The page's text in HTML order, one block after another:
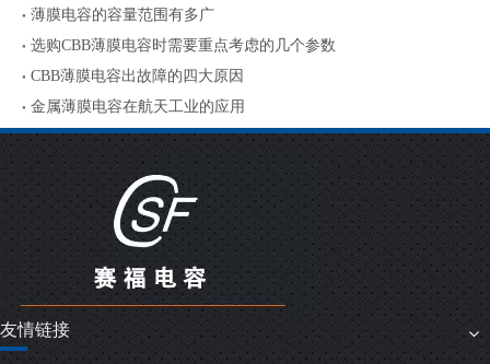
薄膜电容的容量范围有多广
选购CBB薄膜电容时需要重点考虑的几个参数
CBB薄膜电容出故障的四大原因
金属薄膜电容在航天工业的应用
友情链接